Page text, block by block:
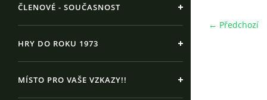
ČLENOVÉ - SOUČASNOST
HRY DO ROKU 1973
MÍSTO PRO VAŠE VZKAZY!!
← Předchozí